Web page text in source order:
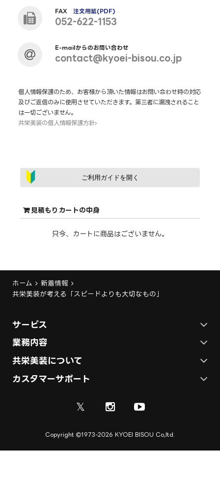
FAX注文用紙(PDF)
052-622-1153
E-mailからのお問い合わせ
contact@kyoei-bisou.co.jp
個人情報保護のため、お客様から頂いた情報はお問い合わせ時の対応
及びご返信のみに使用させていただきます。第三者に漏洩されること
は一切ございません。
共栄美装の個人情報保護方針
ご利用ガイドを開く
見積もりカートの中身
只今、カートに商品はございません。
ホーム
新着情報
共栄美装が考える「スピードよりも大切なもの」
サービス
ステージ施工プラン
テント施工プラン
展示会ブース制作
業務内容
各種イベントの総合サービス
展示会ブース装飾・デザイン
ディスプレイ・サイン制作
共栄美装について
会社概要
カスタマーサポート
ご利用規約
𝕏
Copyright 1973-2026 KYOEI BISOU Co,ltd.